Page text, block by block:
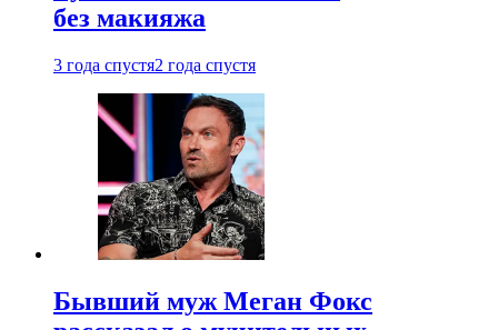
без макияжа
3 года спустя2 года спустя
Бывший муж Меган Фокс